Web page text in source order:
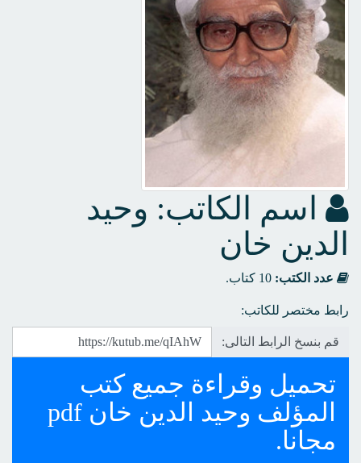
اسم الكاتب: وحيد
الدين خان
عدد الكتب:
رابط مختصر للكاتب:
قم بنسخ الرابط التالى:
تحميل وقراءة جميع كتب
المؤلف وحيد الدين خان pdf
مجانا.